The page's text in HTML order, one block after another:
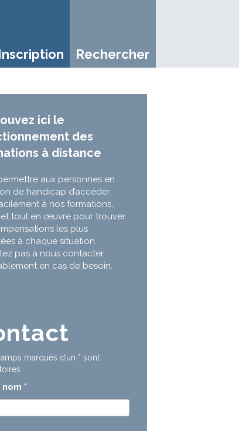
Rechercher
ici le
des
à distance
aux personnes en
de handicap d’accéder
à nos formations,
tout en œuvre pour trouver
les plus
à chaque situation.
pas à nous contacter
en cas de besoin.
marqués d’un * sont
*